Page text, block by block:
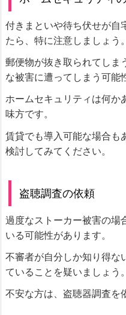
付きまといや待ち伏せが自
たら、特に注意しましょう。
郵便物が抜き取られてしま
な被害に遭ってしまう可能
ホームセキュリティは何か
味方です。
賃貸でも導入可能な場合も
検討してみてください。
盗聴調査の依頼
過度なストーカー被害の場
いる可能性があります。
不審者が自分しか知り得な
ていることを疑いましょう。
不安な方は、盗聴器調査を